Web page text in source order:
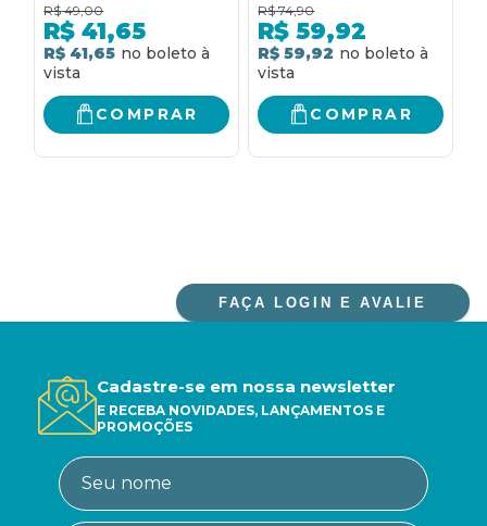
R$ 49,00
R$ 41,65
R$ 41,65
COMPRAR
R$ 74,90
R$ 59,92
R$ 59,92
COMPRAR
FAÇA LOGIN E AVALIE
Cadastre-se em nossa newsletter
E RECEBA NOVIDADES, LANÇAMENTOS E
PROMOÇÕES